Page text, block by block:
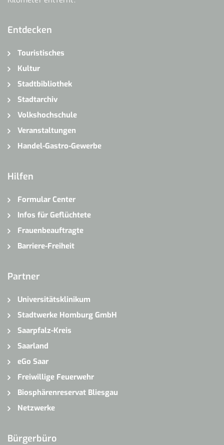
Entdecken
Touristisches
Kultur
Stadtbibliothek
Stadtarchiv
Volkshochschule
Veranstaltungen
Handel-Gastro-Gewerbe
Hilfen
Formular Center
Infos für Geflüchtete
Frauenbeauftragte
Barriere-Freiheit
Partner
Universitätsklinikum
Stadtwerke Homburg GmbH
Saarpfalz-Kreis
Saarland
eGo Saar
Freiwillige Feuerwehr
Biosphärenreservat Bliesgau
Netzwerke
Bürgerbüro